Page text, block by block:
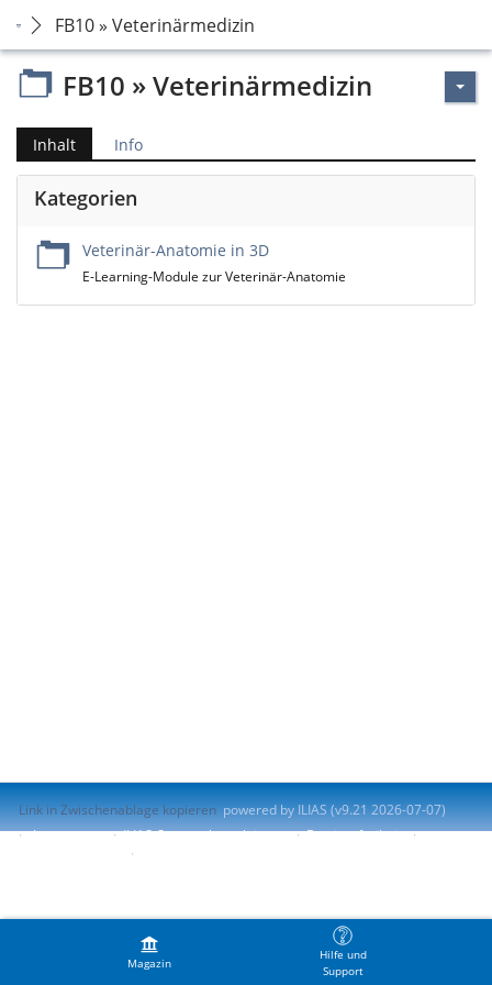
FB10 » Veterinärmedizin
Magazin
Hilfe und
Support
FB10 » Veterinärmedizin
Inhalt Info
Kategorien
Veterinär-Anatomie in 3D
E-Learning-Module zur Veterinär-Anatomie
Link in Zwischenablage kopieren powered by ILIAS (v9.21 2026-07-07)
Impressum
ILIAS-Support kontaktieren
Barrierefreiheit